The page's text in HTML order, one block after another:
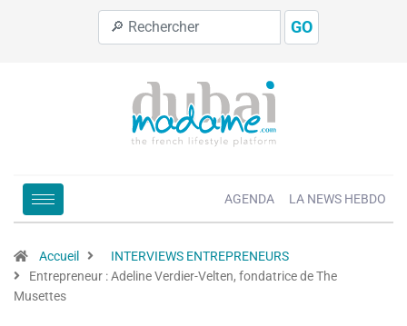
GO
AGENDA LA NEWS HEBDO
Accueil
INTERVIEWS ENTREPRENEURS
Entrepreneur : Adeline Verdier-Velten, fondatrice de The
Musettes